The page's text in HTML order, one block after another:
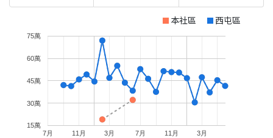
本社區 西屯區
7月 11月 3月 7月 11月 3月
15萬
30萬
45萬
60萬
75萬